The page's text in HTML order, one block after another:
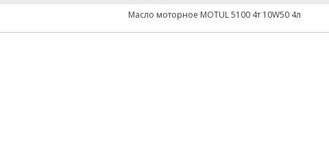
Масло моторное MOTUL 5100 4т 10W50 4л